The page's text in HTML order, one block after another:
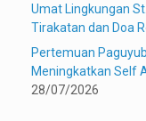
Umat Lingkungan
Tirakatan dan Doa
Pertemuan
Meningkatkan Self
28/07/2026